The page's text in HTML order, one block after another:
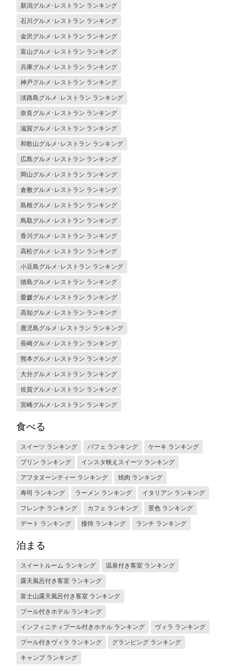
新潟グルメ･レストラン ランキング
石川グルメ･レストラン ランキング
金沢グルメ･レストラン ランキング
富山グルメ･レストラン ランキング
兵庫グルメ･レストラン ランキング
神戸グルメ･レストラン ランキング
淡路島グルメ･レストラン ランキング
奈良グルメ･レストラン ランキング
滋賀グルメ･レストラン ランキング
和歌山グルメ･レストラン ランキング
広島グルメ･レストラン ランキング
岡山グルメ･レストラン ランキング
倉敷グルメ･レストラン ランキング
島根グルメ･レストラン ランキング
鳥取グルメ･レストラン ランキング
香川グルメ･レストラン ランキング
高松グルメ･レストラン ランキング
小豆島グルメ･レストラン ランキング
徳島グルメ･レストラン ランキング
愛媛グルメ･レストラン ランキング
高知グルメ･レストラン ランキング
鹿児島グルメ･レストラン ランキング
長崎グルメ･レストラン ランキング
熊本グルメ･レストラン ランキング
大分グルメ･レストラン ランキング
佐賀グルメ･レストラン ランキング
宮崎グルメ･レストラン ランキング
食べる
スイーツ ランキング パフェ ランキング ケーキ ランキング
プリン ランキング インスタ映えスイーツ ランキング
アフタヌーンティー ランキング 焼肉 ランキング
寿司 ランキング ラーメン ランキング イタリアン ランキング
フレンチ ランキング カフェ ランキング 景色 ランキング
デート ランキング 接待 ランキング ランチ ランキング
泊まる
スイートルーム ランキング 温泉付き客室 ランキング
露天風呂付き客室 ランキング
富士山露天風呂付き客室 ランキング
プール付きホテル ランキング
インフィニティプール付きホテル ランキング ヴィラ ランキング
プール付きヴィラ ランキング グランピング ランキング
キャンプ ランキング